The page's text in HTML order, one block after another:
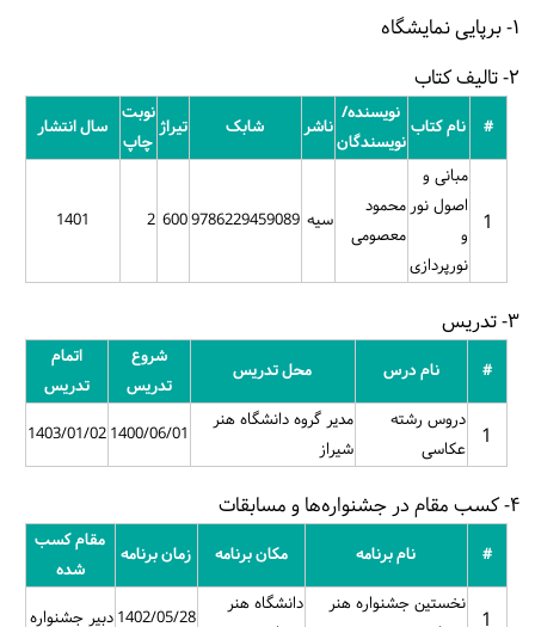
۱- برپایی نمایشگاه
۲- تالیف کتاب
# نام کتاب
نویسنده/
نویسندگان
ناشر شابک تیراژ
نوبت
چاپ
سال انتشار
1
مبانی و
اصول نور
و
نورپردازی
محمود
معصومی
سیه 9786229459089
600
2
1401
۳- تدریس
# نام درس محل تدریس
شروع
تدریس
اتمام
تدریس
1
دروس رشته
عکاسی
مدیر گروه دانشگاه هنر
شیراز
1400/06/01
1403/01/02
۴- کسب مقام در جشنواره‌ها و مسابقات
# نام برنامه مکان برنامه زمان برنامه
مقام کسب
شده
1
نخستین جشنواره هنر
دانشگاه هنر
1402/05/28دبیر جشنواره